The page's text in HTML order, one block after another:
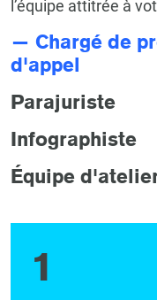
l’équipe attitrée à
— Chargé de
d'appel
Parajuriste
Infographiste
Équipe
1